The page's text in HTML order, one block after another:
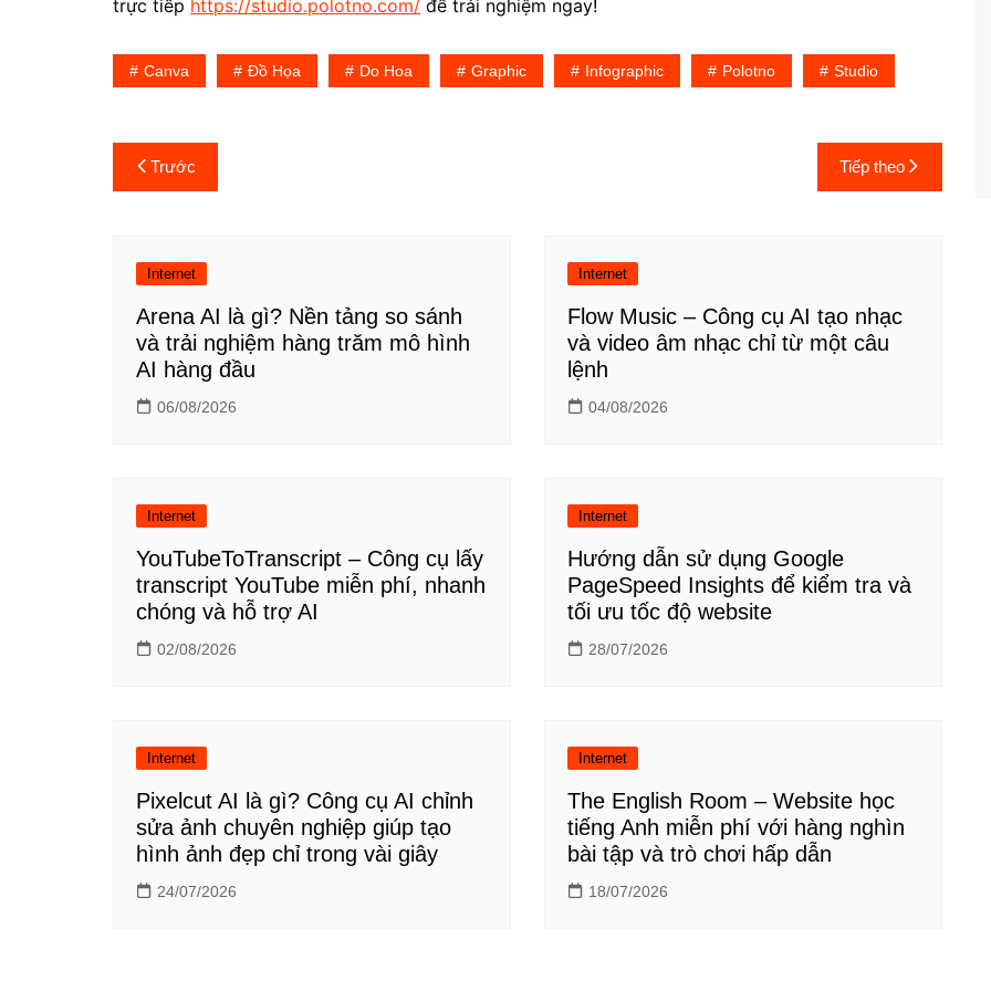
trực tiếp https://studio.polotno.com/ để trải nghiệm ngay!
Canva Đồ Họa Do Hoa Graphic Infographic Polotno Studio
Điều
hướng
viết
Trước Tiếp theo
Internet
Arena AI là gì? Nền tảng so sánh
và trải nghiệm hàng trăm mô hình
AI hàng đầu
06/08/2026
Internet
Flow Music – Công cụ AI tạo nhạc
và video âm nhạc chỉ từ một câu
lệnh
04/08/2026
Internet
YouTubeToTranscript – Công cụ lấy
transcript YouTube miễn phí, nhanh
chóng và hỗ trợ AI
02/08/2026
Internet
Hướng dẫn sử dụng Google
PageSpeed Insights để kiểm tra và
tối ưu tốc độ website
28/07/2026
Internet
Pixelcut AI là gì? Công cụ AI chỉnh
sửa ảnh chuyên nghiệp giúp tạo
hình ảnh đẹp chỉ trong vài giây
24/07/2026
Internet
The English Room – Website học
tiếng Anh miễn phí với hàng nghìn
bài tập và trò chơi hấp dẫn
18/07/2026